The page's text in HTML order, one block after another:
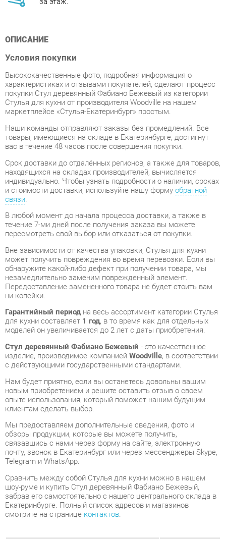
характеристиках и отзывами покупателей, сделают процесс
покупки Стул деревянный Фабиано Бежевый из категории
Стулья для кухни от производителя Woodville на нашем
маркетплейсе «Стулья-Екатеринбург» простым.
Наши команды отправляют заказы без промедлений. Все
товары, имеющиеся на складе в Екатеринбурге, достигнут
вас в течение 48 часов после совершения покупки.
Срок доставки до отдалённых регионов, а также для товаров,
находящихся на складах производителей, вычисляется
индивидуально. Чтобы узнать подробности о наличии, сроках
связи .
В любой момент до начала процесса доставки, а также в
течение 7-ми дней после получения заказа вы можете
пересмотреть свой выбор или отказаться от покупки.
Вне зависимости от качества упаковки, Стулья для кухни
может получить повреждения во время перевозки. Если вы
обнаружите какой-либо дефект при получении товара, мы
Передоставление замененного товара не будет стоить вам
ни копейки.
Гарантийный периодна весь ассортимент категории Стулья
для кухни составляет 1 год, в то время как для отдельных
моделей он увеличивается до 2 лет с даты приобретения.
Стул деревянный Фабиано Бежевый
- это качественное
изделие, производимое компаниейWoodville , в соответствии
с действующими государственными стандартами.
новым приобретением и решите оставить отзыв о своем
опыте использования, который поможет нашим будущим
клиентам сделать выбор.
Мы предоставляем дополнительные сведения, фото и
обзоры продукции, которые вы можете получить,
связавшись с нами через форму на сайте, электронную
почту, звонок в Екатеринбург или через мессенджеры Skype,
Cравнить между собой Стулья для кухни можно в нашем
шоу-руме и купить Стул деревянный Фабиано Бежевый,
забрав его самостоятельно с нашего центрального склада в
Екатеринбурге. Полный список адресов и магазинов
Материал
Ткань
Цвет